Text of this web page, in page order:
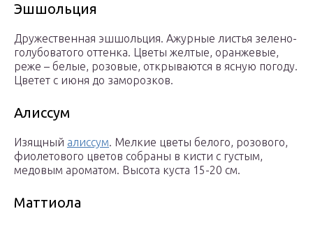
Эшшольция
Дружественная эшшольция. Ажурные листья зелено-
голубоватого оттенка. Цветы желтые, оранжевые,
реже – белые, розовые, открываются в ясную погоду.
Цветет с июня до заморозков.
Алиссум
Изящный алиссум. Мелкие цветы белого, розового,
фиолетового цветов собраны в кисти с густым,
медовым ароматом. Высота куста 15-20 см.
Маттиола